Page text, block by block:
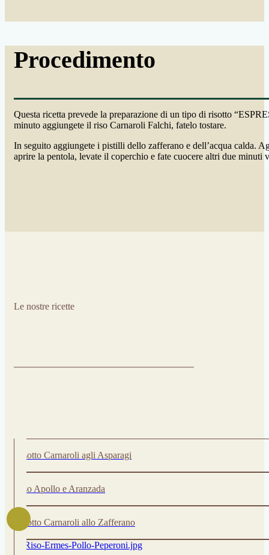
Procedimento
Questa ricetta prevede la preparazione di un tipo di risotto
minuto aggiungete il riso Carnaroli Falchi, fatelo tostare.
In seguito aggiungete i pistilli dello zafferano e dell’acqua calda.
aprire la pentola, levate il coperchio e fate cuocere altri due
Le nostre ricette
Risotto Carnaroli agli Asparagi
Riso Apollo e Aranzada
Risotto Carnaroli allo Zafferano